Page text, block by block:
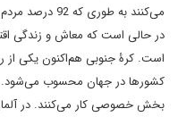
می‌کنند به
است. کرۀ جنوبی هم‌اکنون یکی از